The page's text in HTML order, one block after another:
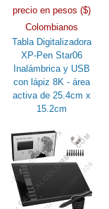
precio en pesos ($)
Colombianos
Tabla Digitalizadora
XP-Pen Star06
Inalámbrica y USB
con lápiz 8K - área
activa de 25.4cm x
15.2cm